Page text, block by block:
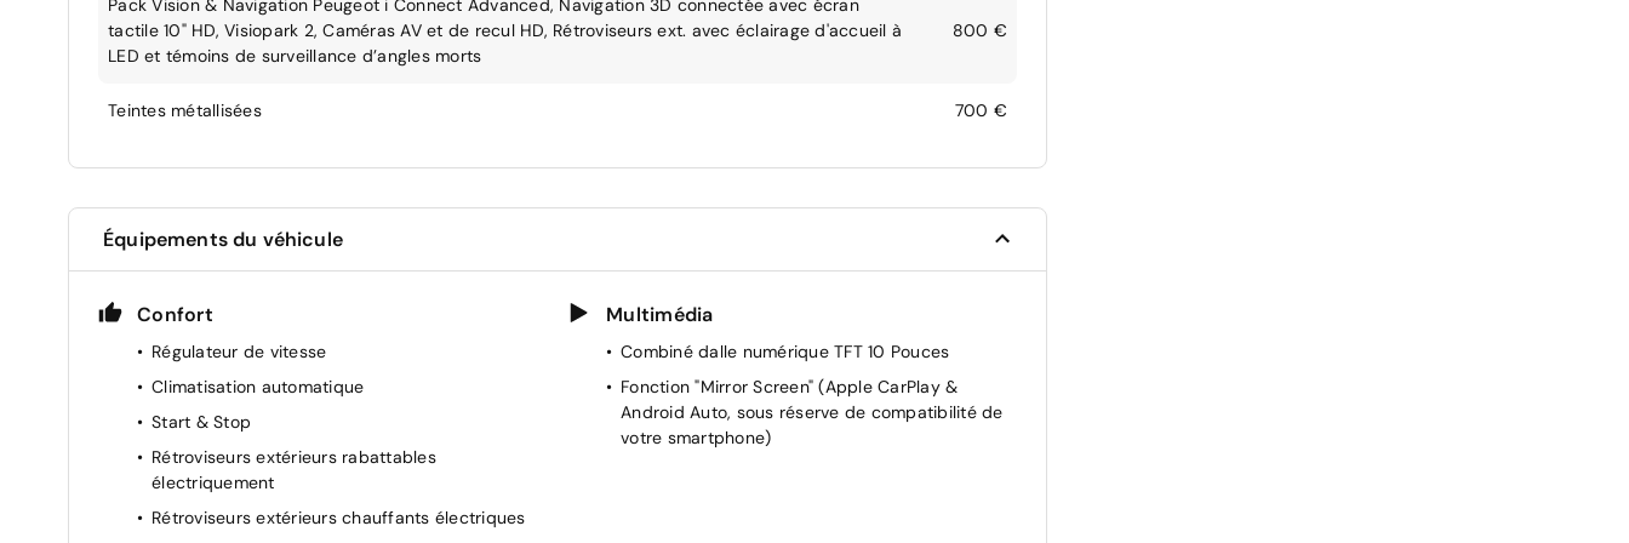
Pack Vision & Navigation Peugeot i Connect Advanced, Navigation 3D connectée avec écran
tactile 10" HD, Visiopark 2, Caméras AV et de recul HD, Rétroviseurs ext. avec éclairage d'accueil à
LED et témoins de surveillance d’angles morts
800 €
Teintes métallisées 700 €
Équipements du véhicule
Confort
Régulateur de vitesse
Climatisation automatique
Start & Stop
Rétroviseurs extérieurs rabattables
électriquement
Rétroviseurs extérieurs chauffants électriques
Multimédia
Combiné dalle numérique TFT 10 Pouces
Fonction "Mirror Screen" (Apple CarPlay &
Android Auto, sous réserve de compatibilité de
votre smartphone)